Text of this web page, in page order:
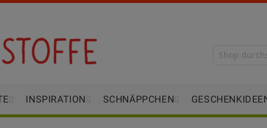
INSPIRATION SCHNÄPPCHEN